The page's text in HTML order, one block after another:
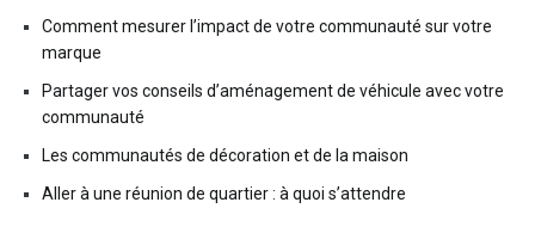
Comment mesurer l’impact de votre communauté sur votre
marque
Partager vos conseils d’aménagement de véhicule avec votre
communauté
Les communautés de décoration et de la maison
Aller à une réunion de quartier : à quoi s’attendre